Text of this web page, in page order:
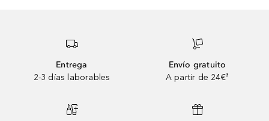
Entrega
2-3 días laborables
Envío gratuito
A partir de 24€³